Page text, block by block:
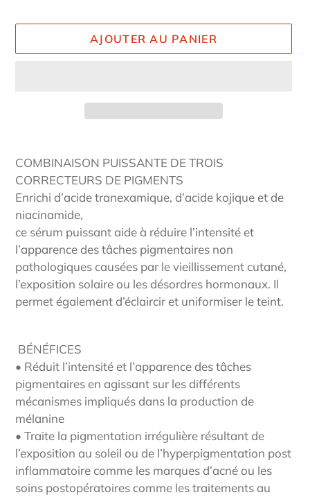
AJOUTER AU PANIER
d'un
produit
à
votre
panier
COMBINAISON PUISSANTE DE TROIS
CORRECTEURS DE PIGMENTS
Enrichi d’acide tranexamique, d’acide kojique et de
niacinamide,
ce sérum puissant aide à réduire l’intensité et
l’apparence des tâches pigmentaires non
pathologiques causées par le vieillissement cutané,
l’exposition solaire ou les désordres hormonaux. Il
permet également d’éclaircir et uniformiser le teint.
BÉNÉFICES
• Réduit l’intensité et l’apparence des tâches
pigmentaires en agissant sur les différents
mécanismes impliqués dans la production de
mélanine
• Traite la pigmentation irrégulière résultant de
l’exposition au soleil ou de l’hyperpigmentation post
inflammatoire comme les marques d’acné ou les
soins postopératoires comme les traitements au